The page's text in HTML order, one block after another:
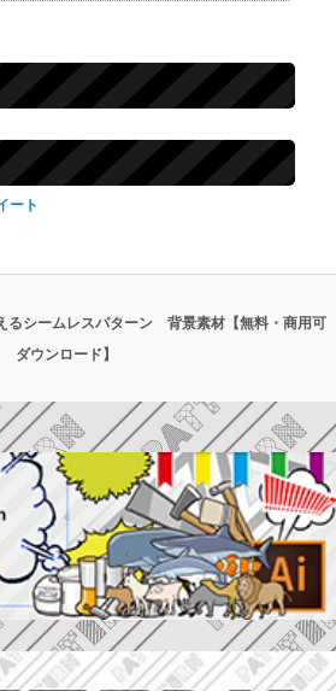
ート
るシームレスパターン 背景素材【無料・商用可
ダウンロード】